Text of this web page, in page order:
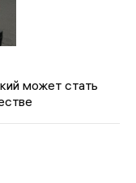
может стать